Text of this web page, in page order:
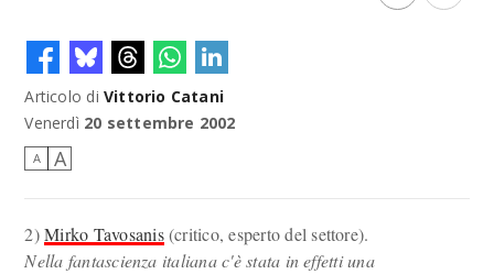
Articolo di Vittorio Catani
Venerdì 20 settembre 2002
A A
2)Mirko Tavosanis(critico, esperto del settore).
Nella fantascienza italiana c'è stata in effetti una